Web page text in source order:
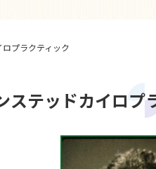
プラクティック
ステッドカイロプ